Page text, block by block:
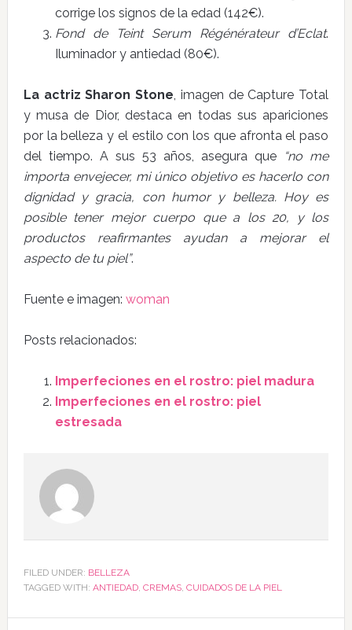
corrige los signos de la edad (142€).
Fond de Teint Serum Régénérateur d’Eclat.
Iluminador y antiedad (80€).
La actriz Sharon Stone, imagen de Capture Total
y musa de Dior, destaca en todas sus apariciones
por la belleza y el estilo con los que afronta el paso
del tiempo. A sus 53 años, asegura que
“no me
importa envejecer, mi único objetivo es hacerlo con
dignidad y gracia, con humor y belleza. Hoy es
posible tener mejor cuerpo que a los 20, y los
productos reafirmantes ayudan a mejorar el
aspecto de tu piel”.
Fuente e imagen: woman
Posts relacionados:
Imperfeciones en el rostro: piel madura
Imperfeciones en el rostro: piel
estresada
FILED UNDER: BELLEZA
TAGGED WITH: ANTIEDAD, CREMAS, CUIDADOS DE LA PIEL